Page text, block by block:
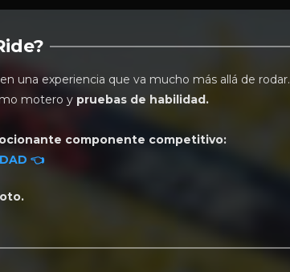
una experiencia que va mucho más allá de rodar.
motero y pruebas de habilidad.
componente competitivo:
👈